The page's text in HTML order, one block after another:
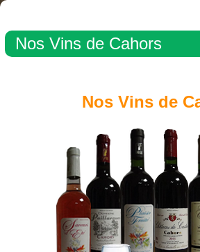
Nos Vins de Cahors
Nos Vins de